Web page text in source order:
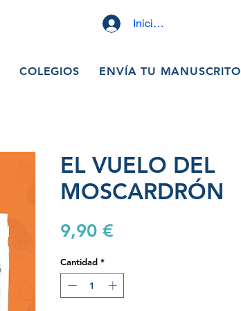
Iniciar sesión
COLEGIOS ENVÍA TU MANUSCRITO
EL VUELO DEL
MOSCARDRÓN
9,90 €
Cantidad *